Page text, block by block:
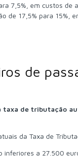
7,5%, em custos
de 17,5% para 15%,
de
taxa de tributação
da Taxa de
inferiores a 27.500